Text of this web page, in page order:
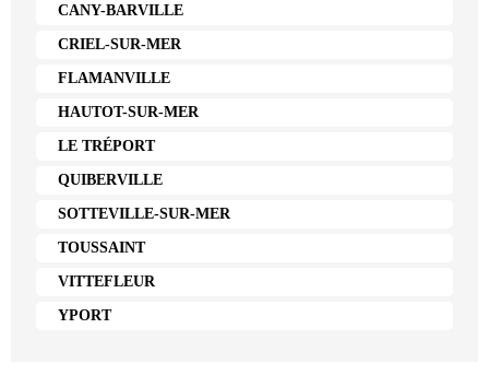
CANY-BARVILLE
CRIEL-SUR-MER
FLAMANVILLE
HAUTOT-SUR-MER
LE TRÉPORT
QUIBERVILLE
SOTTEVILLE-SUR-MER
TOUSSAINT
VITTEFLEUR
YPORT